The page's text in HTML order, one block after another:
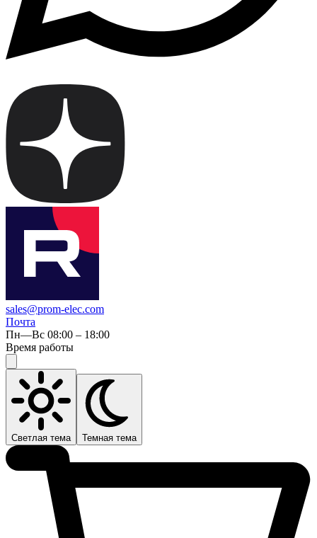
sales@prom-elec.com
Почта
Пн—Вс 08:00 – 18:00
Время работы
Светлая тема Темная тема